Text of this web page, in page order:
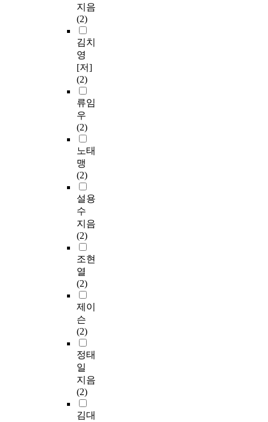
지음
(2)
김치
영
[저]
(2)
류임
우
(2)
노태
맹
(2)
설용
수
지음
(2)
조현
열
(2)
제이
슨
(2)
정태
일
지음
(2)
김대